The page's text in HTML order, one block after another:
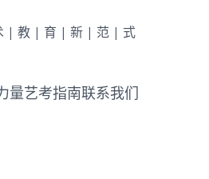
|教|育|新|范|式
量艺考指南联系我们